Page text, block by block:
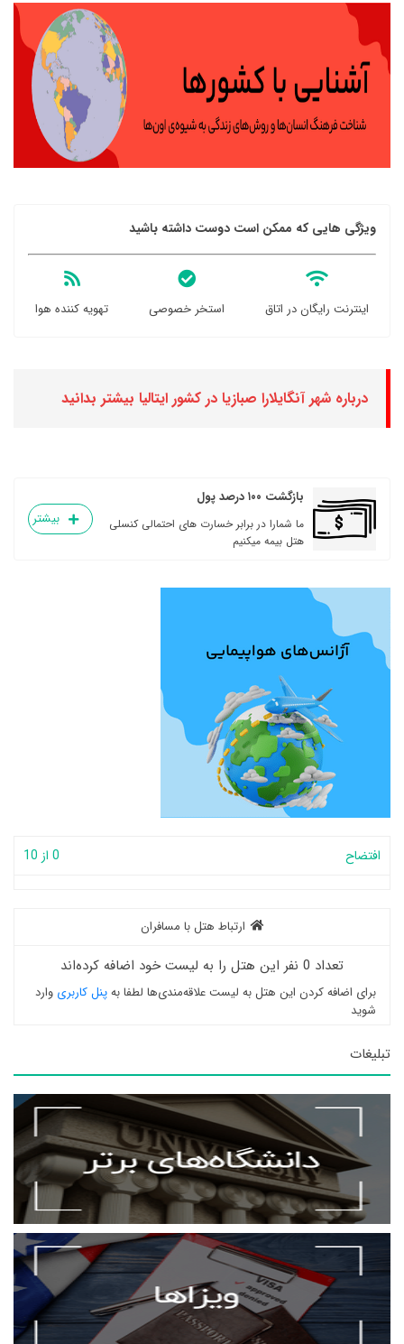
ویژگی هایی که ممکن است دوست داشته باشید
اینترنت رایگان در اتاق استخر خصوصی تهویه کننده هوا
درباره شهر آنگایلارا صبازیا در کشور ایتالیا بیشتر بدانید
بازگشت ۱۰۰ درصد پول
ما شمارا در برابر خسارت های احتمالی کنسلی
هتل بیمه میکنیم
بیشتر
افتضاح 0 از 10
ارتباط هتل با مسافران
تعداد 0 نفر این هتل را به لیست خود اضافه کرده‌اند
برای اضافه کردن این هتل به لیست علاقه‌مندی‌ها لطفا بهپنل کاربری وارد
شوید
تبلیغات